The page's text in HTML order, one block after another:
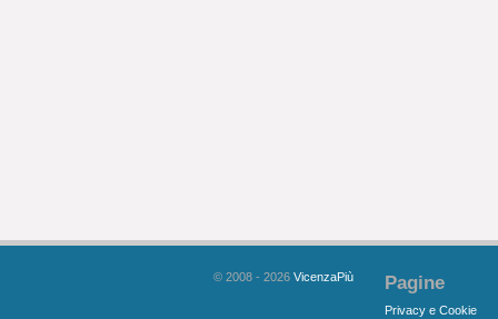
© 2008 - 2026 VicenzaPiù Pagine
Privacy e Cookie